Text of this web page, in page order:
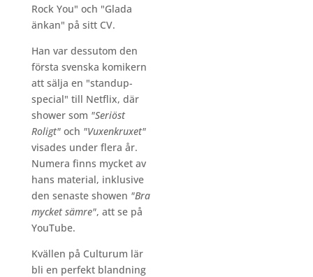
Rock You" och "Glada
änkan" på sitt CV.
Han var dessutom den
första svenska komikern
att sälja en "standup-
special" till Netflix, där
shower som "Seriöst
Roligt"och "Vuxenkruxet"
visades under flera år.
Numera finns mycket av
hans material, inklusive
den senaste showen "Bra
mycket sämre", att se på
YouTube.
Kvällen på Culturum lär
bli en perfekt blandning